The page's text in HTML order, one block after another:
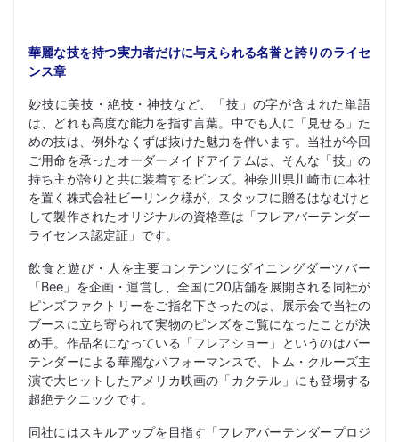
華麗な技を持つ実力者だけに与えられる名誉と誇りのライセ
ンス章
妙技に美技・絶技・神技など、「技」の字が含まれた単語
は、どれも高度な能力を指す言葉。中でも人に「見せる」た
めの技は、例外なくずば抜けた魅力を伴います。当社が今回
ご用命を承ったオーダーメイドアイテムは、そんな「技」の
持ち主が誇りと共に装着するピンズ。神奈川県川崎市に本社
を置く株式会社ビーリンク様が、スタッフに贈るはなむけと
して製作されたオリジナルの資格章は「フレアバーテンダー
ライセンス認定証」です。
飲食と遊び・人を主要コンテンツにダイニングダーツバー
「Bee」を企画・運営し、全国に20店舗を展開される同社が
ピンズファクトリーをご指名下さったのは、展示会で当社の
ブースに立ち寄られて実物のピンズをご覧になったことが決
め手。作品名になっている「フレアショー」というのはバー
テンダーによる華麗なパフォーマンスで、トム・クルーズ主
演で大ヒットしたアメリカ映画の「カクテル」にも登場する
超絶テクニックです。
同社にはスキルアップを目指す「フレアバーテンダープロジ